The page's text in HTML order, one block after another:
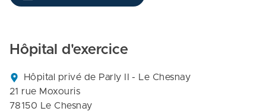
Hôpital d'exercice
Hôpital privé de Parly II - Le Chesnay
21 rue Moxouris
78150 Le Chesnay